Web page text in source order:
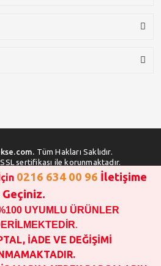
Tüm Hakları Saklıdır.
sertifikası ile korunmaktadır.
YAPMADAN ÖNCE
BİLGİSİ ALINIZ !!!
SİPARİŞ VERİLEBİLİR!!!
MARKA YEDEK PARÇALARIN
YOKTUR!!!!!!!!!!!
0216 634 00 96 İletişime
Geçiniz.
UYUMLU ÜRÜNLER
.
İADE VE DEĞİŞİMİ